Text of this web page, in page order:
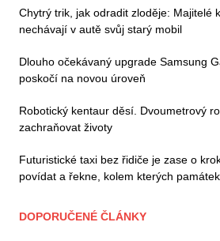
Chytrý trik, jak odradit zloděje: Majitelé
nechávají v autě svůj starý mobil
Dlouho očekávaný upgrade Samsung
poskočí na novou úroveň
Robotický kentaur děsí. Dvoumetrový
zachraňovat životy
Futuristické taxi bez řidiče je zase o
povídat a řekne, kolem kterých
DOPORUČENÉ ČLÁNKY